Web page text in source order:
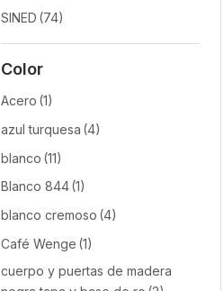
SINED (74)
Color
Acero (1)
azul turquesa (4)
blanco (11)
Blanco 844(1)
blanco cremoso (4)
Café Wenge (1)
cuerpo y puertas de madera